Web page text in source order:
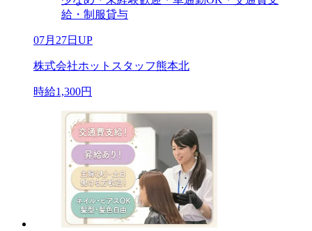
給・制服貸与
07月27日UP
株式会社ホットスタッフ熊本北
時給1,300円